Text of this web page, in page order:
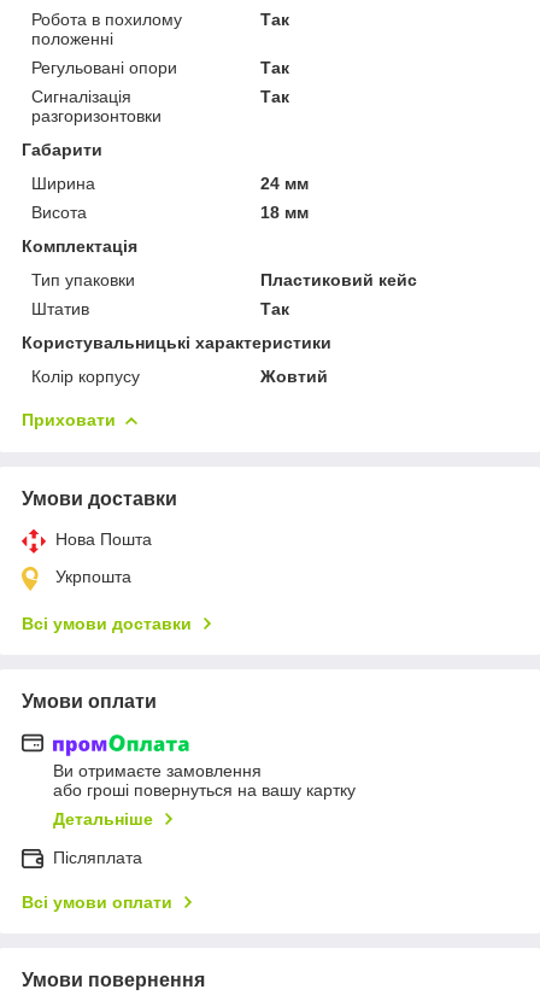
Робота в похилому
положенні
Так
Регульовані опори
Так
Сигналізація
разгоризонтовки
Так
Габарити
Ширина
24 мм
Висота
18 мм
Комплектація
Тип упаковки
Пластиковий кейс
Штатив
Так
Користувальницькі характеристики
Колір корпусу
Жовтий
Приховати
Умови доставки
Нова Пошта
Укрпошта
Всі умови доставки
Умови оплати
Ви отримаєте замовлення
або гроші повернуться на вашу картку
Детальніше
Післяплата
Всі умови оплати
Умови повернення